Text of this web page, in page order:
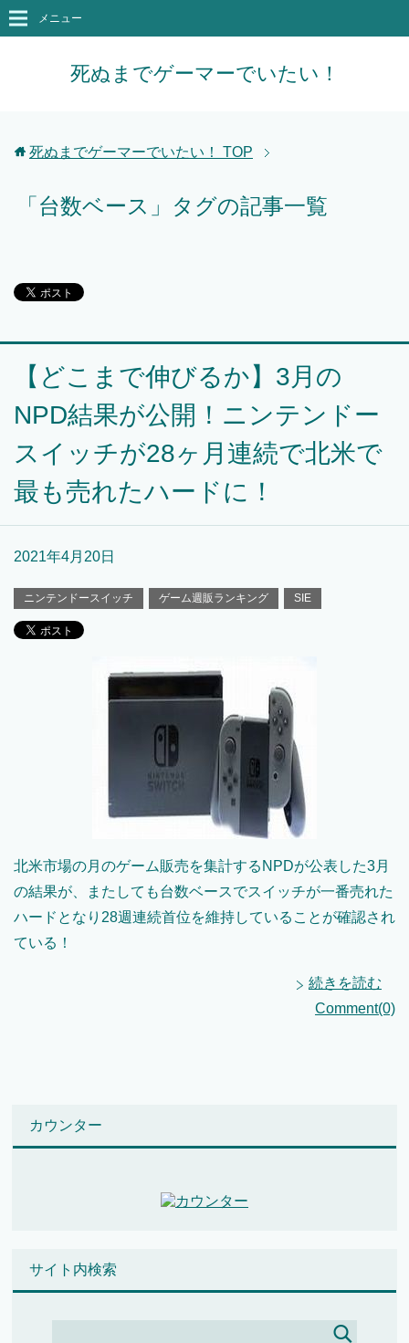
死ぬまでゲーマーでいたい！
メニュー
死ぬまでゲーマーでいたい！ TOP
「台数ベース」タグの記事一覧
【どこまで伸びるか】3月の
NPD結果が公開！ニンテンドー
スイッチが28ヶ月連続で北米で
最も売れたハードに！
2021年4月20日
ニンテンドースイッチ ゲーム週販ランキング SIE
北米市場の月のゲーム販売を集計するNPDが公表した3月
の結果が、またしても台数ベースでスイッチが一番売れた
ハードとなり28週連続首位を維持していることが確認され
ている！
続きを読む
Comment(0)
カウンター
サイト内検索